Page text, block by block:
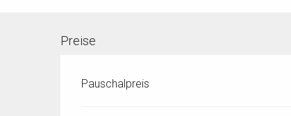
Preise
Pauschalpreis